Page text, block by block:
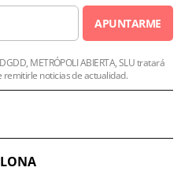
APUNTARME
METRÓPOLI ABIERTA, SLU tratará
remitirle noticias de actualidad.